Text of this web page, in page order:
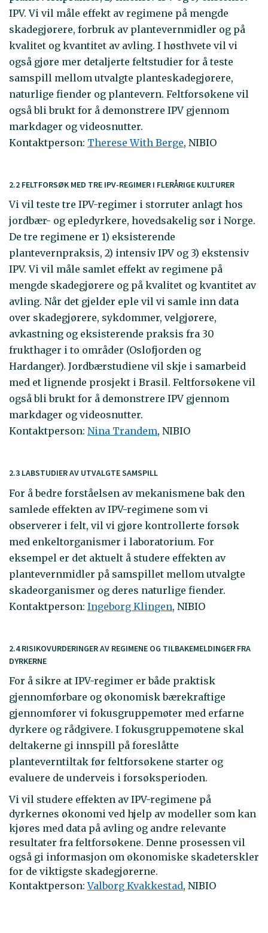
IPV. Vi vil måle effekt av regimene på mengde
skadegjørere, forbruk av plantevernmidler og på
kvalitet og kvantitet av avling. I høsthvete vil vi
også gjøre mer detaljerte feltstudier for å teste
samspill mellom utvalgte planteskadegjørere,
naturlige fiender og plantevern. Feltforsøkene vil
også bli brukt for å demonstrere IPV gjennom
markdager og videosnutter.
Kontaktperson: Therese With Berge, NIBIO
2.2 FELTFORSØK MED TRE IPV-REGIMER I FLERÅRIGE KULTURER
Vi vil teste tre IPV-regimer i storruter anlagt hos
jordbær- og epledyrkere, hovedsakelig sør i Norge.
De tre regimene er 1) eksisterende
plantevernpraksis, 2) intensiv IPV og 3) ekstensiv
IPV. Vi vil måle samlet effekt av regimene på
mengde skadegjørere og på kvalitet og kvantitet av
avling. Når det gjelder eple vil vi samle inn data
over skadegjørere, sykdommer, velgjørere,
avkastning og eksisterende praksis fra 30
frukthager i to områder (Oslofjorden og
Hardanger). Jordbærstudiene vil skje i samarbeid
med et lignende prosjekt i Brasil. Feltforsøkene vil
også bli brukt for å demonstrere IPV gjennom
markdager og videosnutter.
Kontaktperson: Nina Trandem, NIBIO
2.3 LABSTUDIER AV UTVALGTE SAMSPILL
For å bedre forståelsen av mekanismene bak den
samlede effekten av IPV-regimene som vi
observerer i felt, vil vi gjøre kontrollerte forsøk
med enkeltorganismer i laboratorium. For
eksempel er det aktuelt å studere effekten av
plantevernmidler på samspillet mellom utvalgte
skadeorganismer og deres naturlige fiender.
Kontaktperson: Ingeborg Klingen, NIBIO
2.4 RISIKOVURDERINGER AV REGIMENE OG TILBAKEMELDINGER FRA
DYRKERNE
For å sikre at IPV-regimer er både praktisk
gjennomførbare og økonomisk bærekraftige
gjennomfører vi fokusgruppemøter med erfarne
dyrkere og rådgivere. I fokusgruppemøtene skal
deltakerne gi innspill på foreslåtte
planteverntiltak før feltforsøkene starter og
evaluere de underveis i forsøksperioden.
Vi vil studere effekten av IPV-regimene på
dyrkernes økonomi ved hjelp av modeller som kan
kjøres med data på avling og andre relevante
resultater fra feltforsøkene. Denne prosessen vil
også gi informasjon om økonomiske skadeterskler
for de viktigste skadegjørerne.
Kontaktperson:Valborg Kvakkestad, NIBIO